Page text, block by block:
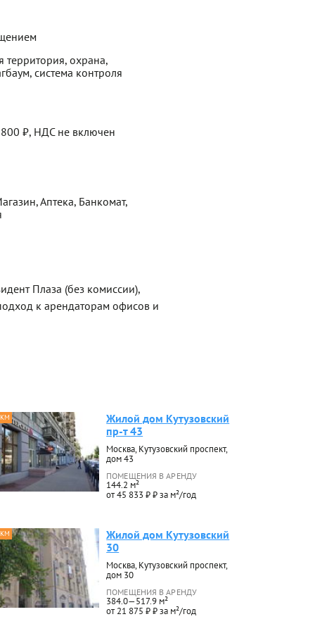
территория, охрана,
система контроля
₽, НДС не включен
Аптека, Банкомат,
Плаза (без комиссии),
к арендаторам офисов и
Жилой дом Кутузовский
пр-т 43
Москва, Кутузовский проспект,
дом 43
ПОМЕЩЕНИЯ В АРЕНДУ
144.2 м²
от 45 833 ₽ ₽ за м²/год
Жилой дом Кутузовский
30
Москва, Кутузовский проспект,
дом 30
ПОМЕЩЕНИЯ В АРЕНДУ
384.0—517.9 м²
от 21 875 ₽ ₽ за м²/год